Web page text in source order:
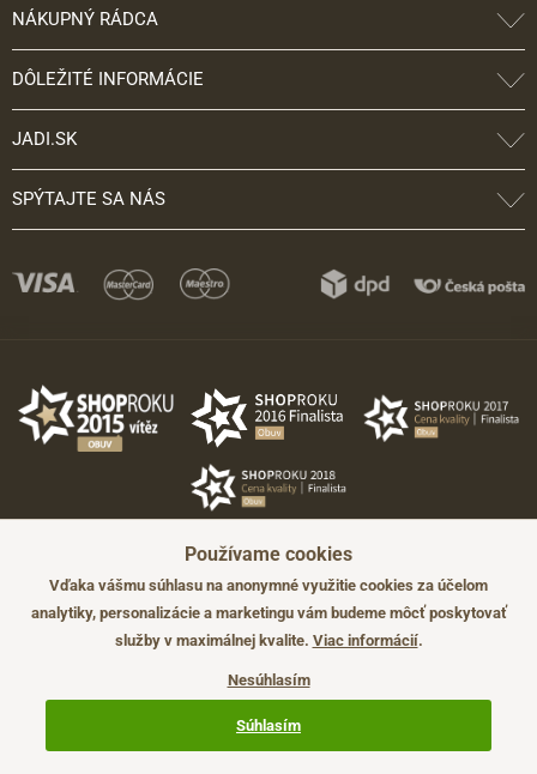
NÁKUPNÝ RÁDCA
DÔLEŽITÉ INFORMÁCIE
JADI.SK
SPÝTAJTE SA NÁS
Údaje majú len informatívny charakter a môžu byť zmenené bez
Používame cookies
Vďaka vášmu súhlasu na anonymné využitie cookies za účelom
analytiky, personalizácie a marketingu vám budeme môcť poskytovať
služby v maximálnej kvalite. Viac informácií.
Nesúhlasím
Súhlasím